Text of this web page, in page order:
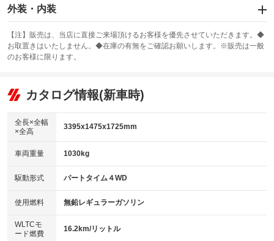
エアバッグ：運転席/助手席/サイド
：装備あり
：装備なし
サンルーフ
：装備なし ABS
リフトアップ
：装備なし
：装備なし
パワーウィンドウ
アイドリングストップ
：装備なし
USB入力端子
：装備なし
100V電源
：装備なし
センターデフロック
：装備なし
外装・内装
カーナビ：ナビ
：装備あり
TV
：装備なし
ビジュアル
：装備なし
：装備あり
革シート
キーレス
HID(キセノンライト)
：装備なし
バックカメラ
：装備なし
エアロ
：装備なし
【注】販売は、当店に直接ご来場頂けるお客様を優先させていただきます。◆
お取置きはいたしません。◆在庫の有無をご確認お願いします。※販売は一般
のお客様に限ります。
カタログ情報(新車時)
全長×全幅
×全高
3395x1475x1725mm
車両重量 1030kg
駆動形式 パートタイム４WD
使用燃料 無鉛レギュラーガソリン
WLTCモ
ード燃費
16.2km/リットル